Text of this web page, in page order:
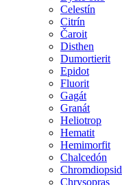
Celestín
Citrín
Čaroit
Disthen
Dumortierit
Epidot
Fluorit
Gagát
Granát
Heliotrop
Hematit
Hemimorfit
Chalcedón
Chromdiopsid
Chrysopras